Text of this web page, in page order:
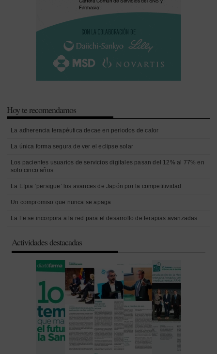
Hoy te recomendamos
La adherencia terapéutica decae en periodos de calor
La única forma segura de ver el eclipse solar
Los pacientes usuarios de servicios digitales pasan del 12% al 77% en
solo cinco años
La Efpia ‘persigue’ los avances de Japón por la competitividad
Un compromiso que nunca se apaga
La Fe se incorpora a la red para el desarrollo de terapias avanzadas
Actividades destacadas